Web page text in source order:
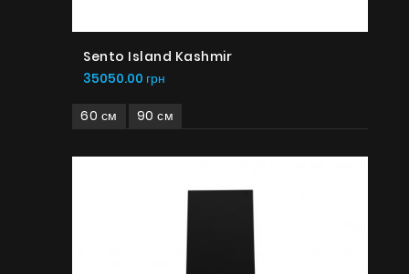
Sento Island Kashmir
35050.00 грн
60 см 90 см